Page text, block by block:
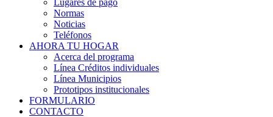
Lugares de pago
Normas
Noticias
Teléfonos
AHORA TU HOGAR
Acerca del programa
Línea Créditos individuales
Línea Municipios
Prototipos institucionales
FORMULARIO
CONTACTO